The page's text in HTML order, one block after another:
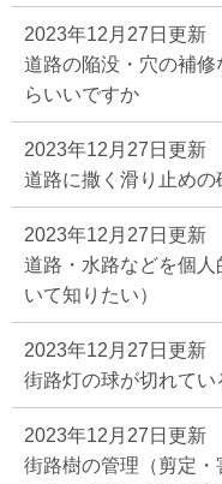
2023年12月27日更新
道路の陥没・穴の補
らいいですか
2023年12月27日更新
道路に撒く滑り止め
2023年12月27日更新
道路・水路などを個
いて知りたい）
2023年12月27日更新
街路灯の球が切れて
2023年12月27日更新
街路樹の管理（剪定